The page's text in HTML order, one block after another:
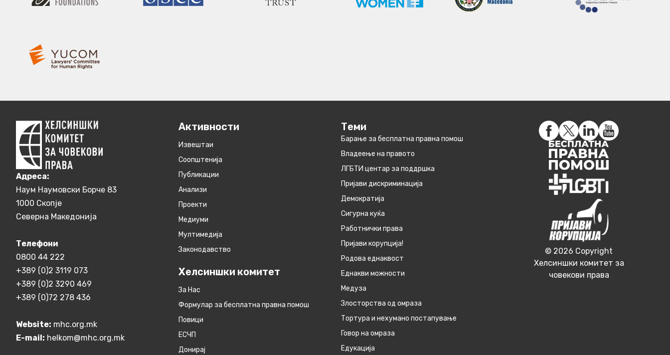
Aдреса:
Наум Наумовски Борче 83
1000 Скопје
Северна Македонија
Телефони
0800 44 222
+389 (0)2 3119 073
+389 (0)2 3290 469
+389 (0)72 278 436
Website: mhc.org.mk
E-mail: helkom@mhc.org.mk
Активности
Извештаи
Соопштенија
Публикации
Анализи
Проекти
Медиуми
Мултимедија
Законодавство
Хелсиншки комитет
За Нас
Формулар за бесплатна правна помош
Повици
ЕСЧП
Донирај
Теми
Барање за бесплатна правна помош
Владеење на правото
ЛГБТИ центар за поддршка
Пријави дискриминација
Демократија
Сигурна куќа
Работнички права
Пријави корупција!
Родова еднаквост
Eднакви можности
Медуза
Злосторства од омраза
Тортура и нехумано постапување
Говор на омраза
Едукација
© 2026 Copyright
Хелсиншки комитет за
човекови права